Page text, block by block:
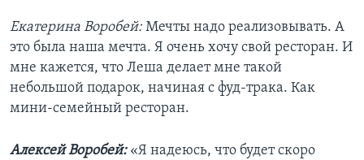
Екатерина Воробей:Мечты надо реализовывать. А
это была наша мечта. Я очень хочу свой ресторан. И
мне кажется, что Леша делает мне такой
небольшой подарок, начиная с фуд-трака. Как
мини-семейный ресторан.
Алексей Воробей:«Я надеюсь, что будет скоро